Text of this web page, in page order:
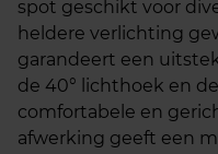
spot geschikt voor
heldere verlichting
garandeert een
de 40° lichthoek en
comfortabele en
afwerking geeft een